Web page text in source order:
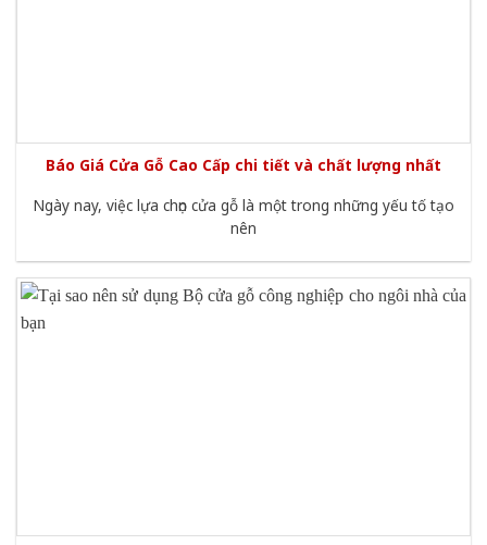
Báo Giá Cửa Gỗ Cao Cấp chi tiết và chất lượng nhất
Ngày nay, việc lựa chọn cửa gỗ là một trong những yếu tố tạo
nên